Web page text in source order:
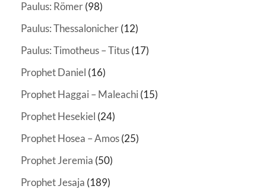
Paulus: Römer(98)
Paulus: Thessalonicher(12)
Paulus: Timotheus – Titus(17)
Prophet Daniel (16)
Prophet Haggai – Maleachi (15)
Prophet Hesekiel (24)
Prophet Hosea – Amos(25)
Prophet Jeremia (50)
Prophet Jesaja (189)